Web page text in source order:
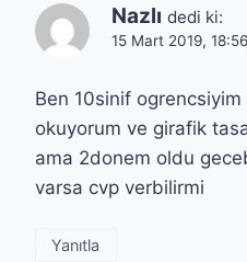
Nazlı dedi ki:
15 Mart 2019, 18:56
Ben 10sinif
okuyorum ve girafik
ama 2donem oldu
varsa cvp verbilirmi
Yanıtla